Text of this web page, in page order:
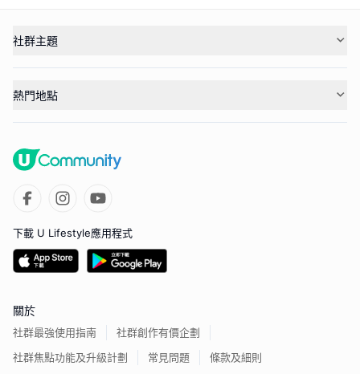
社群主題
熱門地點
下載 U Lifestyle應用程式
關於
社群最強使用指南
社群創作有價企劃
社群焦點功能及升級計劃
常見問題 條款及細則